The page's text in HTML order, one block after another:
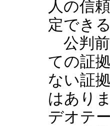
人の信
定でき
公判前
ての証
ない証
はあり
デオテ